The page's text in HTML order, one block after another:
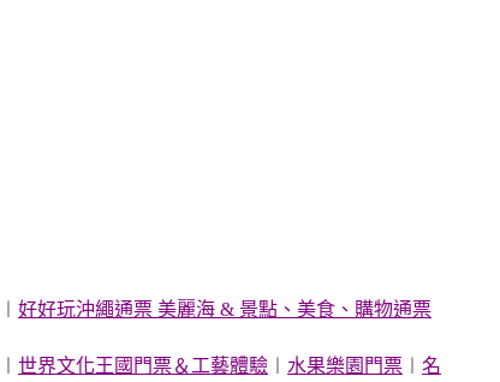
好好玩沖繩通票 美麗海 & 景點、美食、購物通票
世界文化王國門票＆工藝體驗 水果樂園門票
名